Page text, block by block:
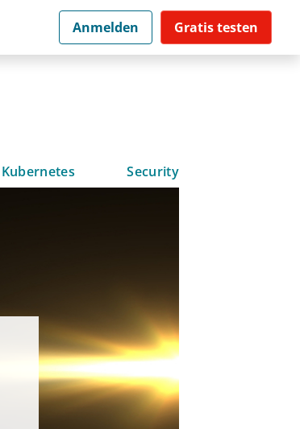
Anmelden Gratis testen
Kubernetes Security